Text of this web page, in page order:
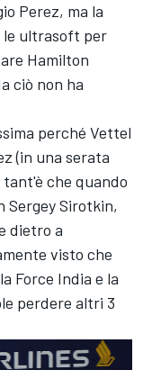
Perez, ma la
le ultrasoft per
Hamilton
ciò non ha
perché Vettel
(in una serata
che quando
Sergey Sirotkin,
dietro a
visto che
Force India e la
perdere altri 3